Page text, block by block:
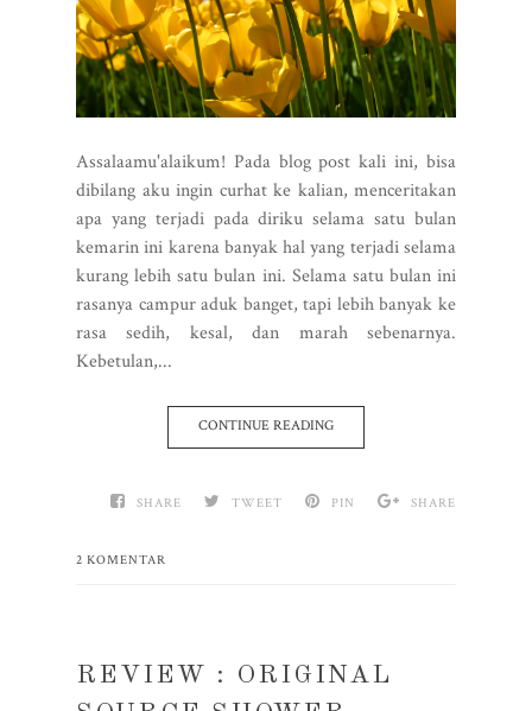
Assalaamu'alaikum! Pada blog post kali ini, bisa
dibilang aku ingin curhat ke kalian, menceritakan
apa yang terjadi pada diriku selama satu bulan
kemarin ini karena banyak hal yang terjadi selama
kurang lebih satu bulan ini. Selama satu bulan ini
rasanya campur aduk banget, tapi lebih banyak ke
rasa sedih, kesal, dan marah sebenarnya.
Kebetulan,...
CONTINUE READING
SHARE TWEET PIN SHARE
2 KOMENTAR
REVIEW : ORIGINAL